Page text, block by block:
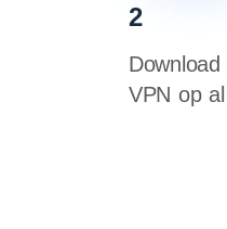
2
VPN op